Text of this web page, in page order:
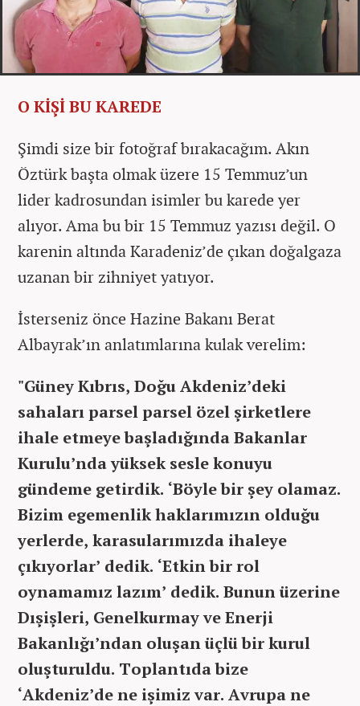
O KİŞİ BU KAREDE
Şimdi size bir fotoğraf bırakacağım. Akın
Öztürk başta olmak üzere 15 Temmuz’un
lider kadrosundan isimler bu karede yer
alıyor. Ama bu bir 15 Temmuz yazısı değil. O
karenin altında Karadeniz’de çıkan doğalgaza
uzanan bir zihniyet yatıyor.
İsterseniz önce Hazine Bakanı Berat
Albayrak’ın anlatımlarına kulak verelim:
"Güney Kıbrıs, Doğu Akdeniz’deki
sahaları parsel parsel özel şirketlere
ihale etmeye başladığında Bakanlar
Kurulu’nda yüksek sesle konuyu
gündeme getirdik. ‘Böyle bir şey olamaz.
Bizim egemenlik haklarımızın olduğu
yerlerde, karasularımızda ihaleye
çıkıyorlar’ dedik. ‘Etkin bir rol
oynamamız lazım’ dedik. Bunun üzerine
Dışişleri, Genelkurmay ve Enerji
Bakanlığı’ndan oluşan üçlü bir kurul
oluşturuldu. Toplantıda bize
‘Akdeniz’de ne işimiz var. Avrupa ne